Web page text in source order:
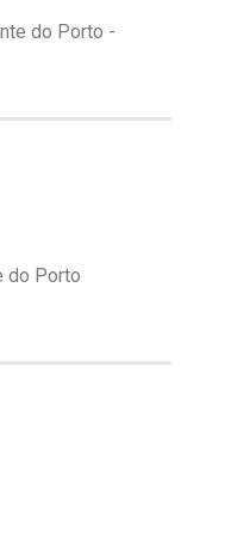
do Porto -
do Porto